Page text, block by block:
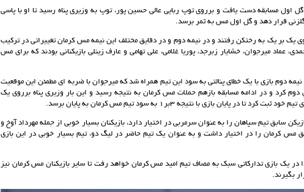
اول مسابقه دست یافت و برروی توپ ربایی عالی حسین پور، توپ به وزیری پناه رسید تا او با پاسی
قرار دهد و گل اول مس به ثمر برسد.
یک بر یک به رختکن رفتند و در نیمه دوم و در دقایق مختلف این نیمه مس کرمان تغییراتی در ترکیب
عماد میرجوان، خشایار زبرجد، پوریا غلامی، علی تهامی و عارف زینلی بازیکنانی بودند که برای مس
دوم بازی با یک خطای پنالتی به سود این تیم همراه شد که میرجوان با ضربه ای مطمئن این موقعیت
کرد و در ادامه مسابقه بازهم حملات مس کرمان به نتیجه رسید و این بار وزیری پناه برروی یک
در پایان بازی با نتیجه 3بر1 به سود تیم مس کرمان به پایان برسد.
سابق تیم سپاهان را به عنوان سرمربی در اختیار دارد، بازیکنان بسیار خوبی از جمله مهرداد آوخ و
مس کرمان را در اختیار داشت و به عنوان یک تیم حاضر در لیگ دو، تیم بسیار خوبی در این بازی
یک بازی تدارکاتی سبک به مصاف تیم امید مس کرمان خواهد رفت تا سایر بازیکنان مس کرمان نیز
بگیرند.